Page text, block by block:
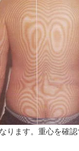
ります。重心を確